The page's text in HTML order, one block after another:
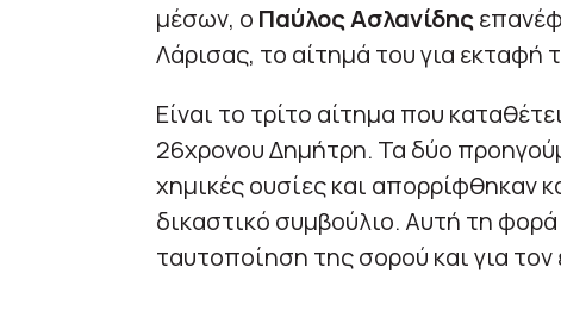
μέσων, ο Παύλος Ασλανίδης
Λάρισας, το αίτημά του για εκταφή
Είναι το τρίτο αίτημα που
26χρονου Δημήτρη. Τα δύο
χημικές ουσίες και απορρίφθηκαν
δικαστικό συμβούλιο. Αυτή τη φορά
ταυτοποίηση της σορού και για